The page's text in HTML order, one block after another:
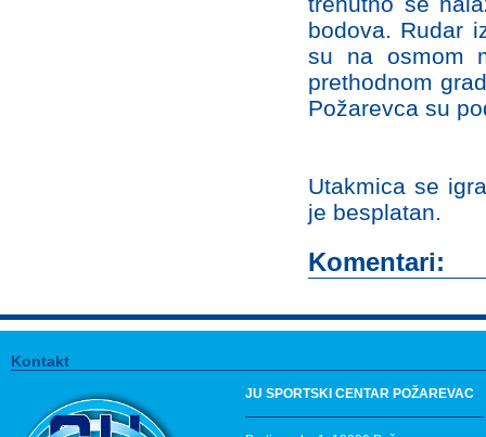
bodova. Rudar
su na osmom
prethodnom
Požarevca su
Utakmica se
je besplatan.
Komentari:
Kontakt
JU SPORTSKI CENTAR POŽAREVAC